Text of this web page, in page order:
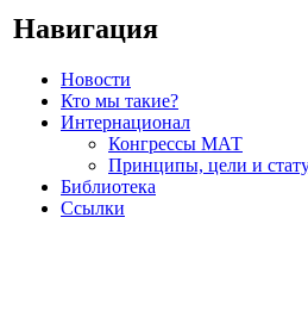
Навигация
Новости
Кто мы такие?
Интернационал
Конгрессы МАТ
Принципы, цели и
Библиотека
Ссылки